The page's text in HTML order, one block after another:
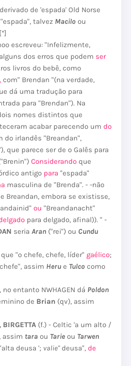
de 'espada' Old Norse
"espada", talvez Macilo ou
[*]
escreveu: "Infelizmente,
dos erros que podem ser
livros do bebê, como
, com" Brendan "(na verdade,
dá uma tradução para
para "Brendan"). Na
nomes distintos que
acabar parecendo um do
do irlandês "Breandan",
que parece ser de o Galês para
Considerando que
antigo para "espada"
masculina de "Brenda". - -não
Breandan, embora se existisse,
ou "Breandanacht"
para delgado, afinal)). " -
seria Aran ("rei") ou Cundu
"o chefe, chefe, líder" gaélico;
assim Heru e Tulco como
entanto NWHAGEN dá Poldon
de Brian (qv), assim
(f.) - Celtic 'a um alto /
assim tara ou Tarie ou Tarwen
deusa '; valie"deusa", de